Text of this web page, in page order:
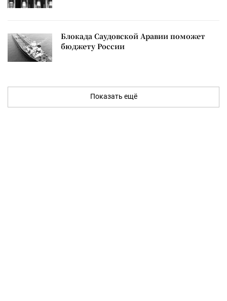
Блокада Саудовской Аравии поможет
бюджету России
Показать ещё